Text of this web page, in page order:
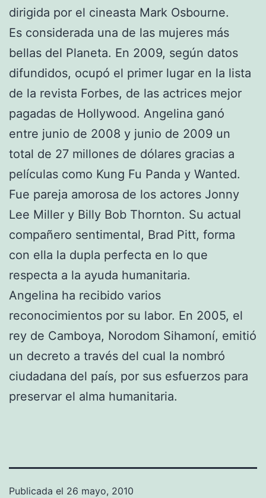
dirigida por el cineasta Mark Osbourne.
Es considerada una de las mujeres más
bellas del Planeta. En 2009, según datos
difundidos, ocupó el primer lugar en la lista
de la revista Forbes, de las actrices mejor
pagadas de Hollywood. Angelina ganó
entre junio de 2008 y junio de 2009 un
total de 27 millones de dólares gracias a
películas como Kung Fu Panda y Wanted.
Fue pareja amorosa de los actores Jonny
Lee Miller y Billy Bob Thornton. Su actual
compañero sentimental, Brad Pitt, forma
con ella la dupla perfecta en lo que
respecta a la ayuda humanitaria.
Angelina ha recibido varios
reconocimientos por su labor. En 2005, el
rey de Camboya, Norodom Sihamoní, emitió
un decreto a través del cual la nombró
ciudadana del país, por sus esfuerzos para
preservar el alma humanitaria.
Publicada el 26 mayo, 2010